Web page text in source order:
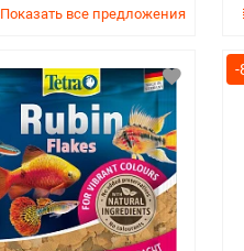
Показать все предложения
-